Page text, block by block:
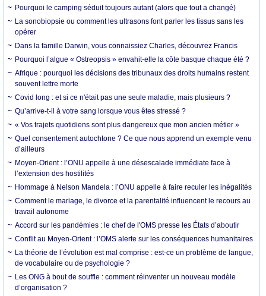
Pourquoi le camping séduit toujours autant (alors que tout a changé)
La sonobiopsie ou comment les ultrasons font parler les tissus sans les
opérer
Dans la famille Darwin, vous connaissiez Charles, découvrez Francis
Pourquoi l’algue « Ostreopsis » envahit-elle la côte basque chaque été ?
Afrique : pourquoi les décisions des tribunaux des droits humains restent
souvent lettre morte
Covid long : et si ce n'était pas une seule maladie, mais plusieurs ?
Qu’arrive-t-il à votre sang lorsque vous êtes stressé ?
« Vos trajets quotidiens sont plus dangereux que mon ancien métier »
Quel consentement autochtone ? Ce que nous apprend un exemple venu
d’ailleurs
Moyen-Orient : l’ONU appelle à une désescalade immédiate face à
l’extension des hostilités
Hommage à Nelson Mandela : l’ONU appelle à faire reculer les inégalités
Comment le mariage, le divorce et la parentalité influencent le recours au
travail autonome
Accord sur les pandémies : le chef de l'OMS presse les États d’aboutir
Conflit au Moyen-Orient : l’OMS alerte sur les conséquences humanitaires
La théorie de l’évolution est mal comprise : est-ce un problème de langue,
de vocabulaire ou de psychologie ?
Les ONG à bout de souffle : comment réinventer un nouveau modèle
d’organisation ?